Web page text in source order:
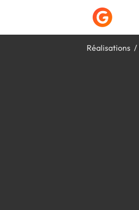
Réalisations